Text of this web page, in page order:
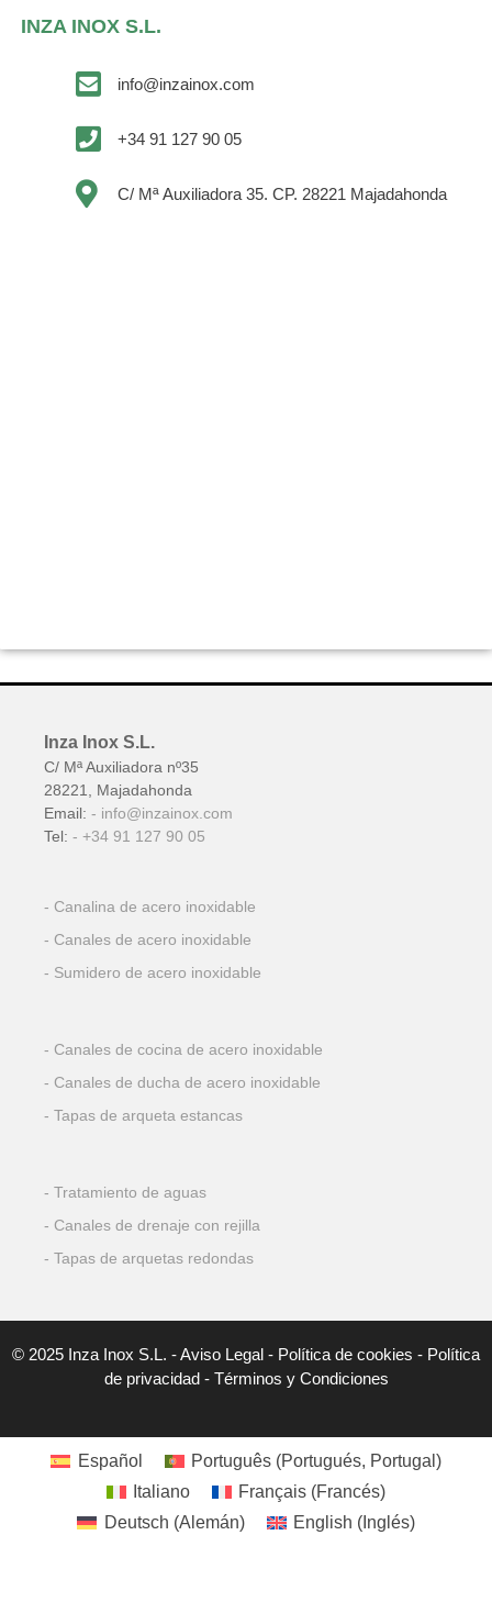
INZA INOX S.L.
info@inzainox.com
+34 91 127 90 05
C/ Mª Auxiliadora 35. CP. 28221 Majadahonda
Inza Inox S.L.
C/ Mª Auxiliadora nº35
28221, Majadahonda
Email:
info@inzainox.com
Tel:
+34 91 127 90 05
Canalina de acero inoxidable
Canales de acero inoxidable
Sumidero de acero inoxidable
Canales de cocina de acero inoxidable
Canales de ducha de acero inoxidable
Tapas de arqueta estancas
Tratamiento de aguas
Canales de drenaje con rejilla
Tapas de arquetas redondas
© 2025 Inza Inox S.L. -Aviso Legal - Política de cookies - Política
de privacidad- Términos y Condiciones
Español Português(Portugués, Portugal )
Italiano
Français (Francés)
Deutsch (Alemán) English (Inglés)